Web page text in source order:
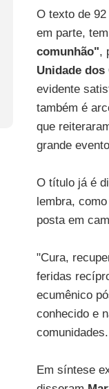
O texto de
em parte,
comunhão",
Unidade
evidente
também é
que
grande
O título já é
lembra,
posta em
"Cura,
feridas
ecumênico
conhecido e
comunidades.
Em síntese